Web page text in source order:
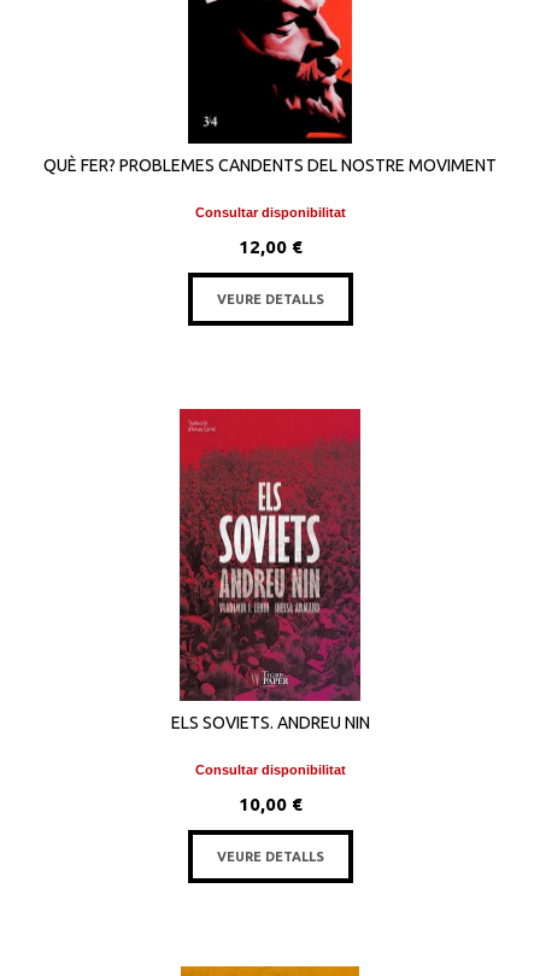
QUÈ FER? PROBLEMES CANDENTS DEL NOSTRE MOVIMENT
Consultar disponibilitat
12,00 €
VEURE DETALLS
ELS SOVIETS. ANDREU NIN
Consultar disponibilitat
10,00 €
VEURE DETALLS